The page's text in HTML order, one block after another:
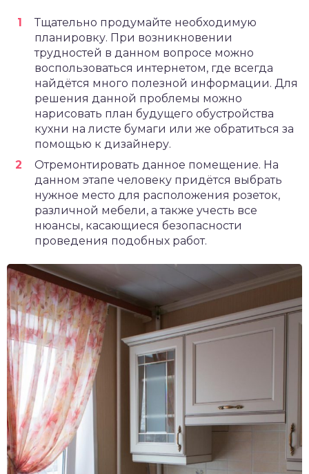
Тщательно продумайте необходимую
планировку. При возникновении
трудностей в данном вопросе можно
воспользоваться интернетом, где всегда
найдётся много полезной информации. Для
решения данной проблемы можно
нарисовать план будущего обустройства
кухни на листе бумаги или же обратиться за
помощью к дизайнеру.
Отремонтировать данное помещение. На
данном этапе человеку придётся выбрать
нужное место для расположения розеток,
различной мебели, а также учесть все
нюансы, касающиеся безопасности
проведения подобных работ.